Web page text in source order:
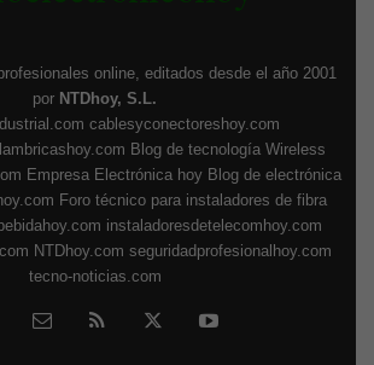
online, editados desde el año 2001
por NTDhoy, S.L.
cablesyconectoreshoy.com
Blog de tecnología Wireless
Empresa Electrónica hoy Blog de electrónica
Foro técnico para instaladores de fibra
instaladoresdetelecomhoy.com
NTDhoy.com seguridadprofesionalhoy.com
tecno-noticias.com